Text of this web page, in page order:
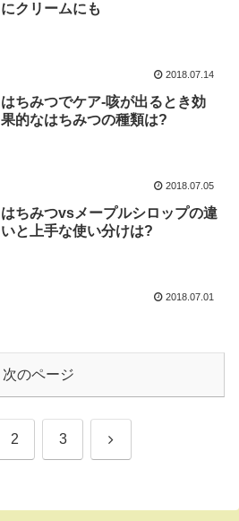
にクリームにも
2018.07.14
はちみつでケア-咳が出るとき効
果的なはちみつの種類は?
2018.07.05
はちみつvsメープルシロップの違
いと上手な使い分けは?
2018.07.01
次のページ
2 3 次